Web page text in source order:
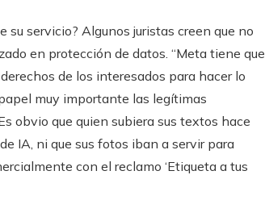
servicio? Algunos juristas creen que no
en protección de datos. “Meta tiene que
de los interesados para hacer lo
muy importante las legítimas
obvio que quien subiera sus textos hace
IA, ni que sus fotos iban a servir para
con el reclamo ‘Etiqueta a tus